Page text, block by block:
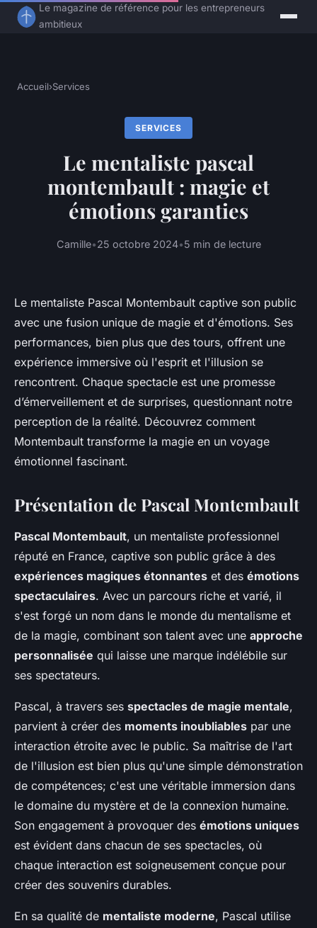
Le magazine de référence pour les entrepreneurs
ambitieux
Accueil›Services
SERVICES
Le mentaliste pascal
montembault : magie et
émotions garanties
Camille•25 octobre 2024•5 min de lecture
Le mentaliste Pascal Montembault captive son public
avec une fusion unique de magie et d'émotions. Ses
performances, bien plus que des tours, offrent une
expérience immersive où l'esprit et l'illusion se
rencontrent. Chaque spectacle est une promesse
d’émerveillement et de surprises, questionnant notre
perception de la réalité. Découvrez comment
Montembault transforme la magie en un voyage
émotionnel fascinant.
Présentation de Pascal Montembault
Pascal Montembault, un mentaliste professionnel
réputé en France, captive son public grâce à des
expériences magiques étonnantes et des émotions
spectaculaires. Avec un parcours riche et varié, il
s'est forgé un nom dans le monde du mentalisme et
de la magie, combinant son talent avec une approche
personnalisée qui laisse une marque indélébile sur
ses spectateurs.
Pascal, à travers ses spectacles de magie mentale,
parvient à créer des moments inoubliables par une
interaction étroite avec le public. Sa maîtrise de l'art
de l'illusion est bien plus qu'une simple démonstration
de compétences; c'est une véritable immersion dans
le domaine du mystère et de la connexion humaine.
Son engagement à provoquer des émotions uniques
est évident dans chacun de ses spectacles, où
chaque interaction est soigneusement conçue pour
créer des souvenirs durables.
En sa qualité de mentaliste moderne, Pascal utilise